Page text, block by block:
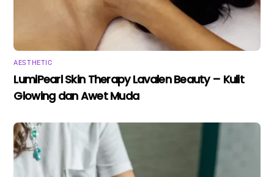
AESTHETIC
LumiPearl Skin Therapy Lavalen Beauty – Kulit
Glowing dan Awet Muda